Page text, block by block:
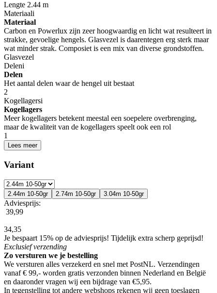
Lengte 2.44 m
Materiaali
Materiaal
Carbon en Powerlux zijn zeer hoogwaardig en licht wat resulteert in
strakke, gevoelige hengels. Glasvezel is daarentegen erg sterk maar
wat minder strak. Composiet is een mix van diverse grondstoffen.
Glasvezel
Deleni
Delen
Het aantal delen waar de hengel uit bestaat
2
Kogellagersi
Kogellagers
Meer kogellagers betekent meestal een soepelere overbrenging,
maar de kwaliteit van de kogellagers speelt ook een rol
1
Lees meer
Variant
2.44m 10-50gr 2.74m 10-50gr 3.04m 10-50gr
Adviesprijs:
39,99
34,35
Je bespaart 15% op de adviesprijs! Tijdelijk extra scherp geprijsd!
Exclusiefverzending
Zo versturen we je bestelling
We versturen alles verzekerd en snel met PostNL. Verzendingen
vanaf € 99,- worden gratis verzonden binnen Nederland en België
en daaronder vragen wij een bijdrage van €5,95.
In tegenstelling tot andere webshops rekenen wij geen toeslagen